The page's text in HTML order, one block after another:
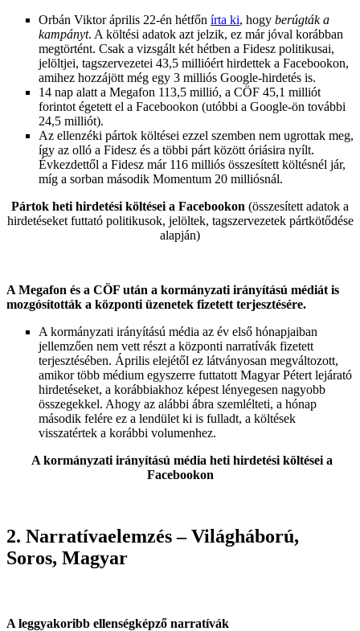
Orbán Viktor április 22-én hétfőn írta ki, hogy berúgták a
kampányt. A költési adatok azt jelzik, ez már jóval korábban
megtörtént. Csak a vizsgált két hétben a Fidesz politikusai,
jelöltjei, tagszervezetei 43,5 millióért hirdettek a Facebookon,
amihez hozzájött még egy 3 milliós Google-hirdetés is.
14 nap alatt a Megafon 113,5 millió, a CÖF 45,1 milliót
forintot égetett el a Facebookon (utóbbi a Google-ön további
24,5 milliót).
Az ellenzéki pártok költései ezzel szemben nem ugrottak meg,
így az olló a Fidesz és a többi párt között óriásira nyílt.
Évkezdettől a Fidesz már 116 milliós összesített költésnél jár,
míg a sorban második Momentum 20 milliósnál.
Pártok heti hirdetési költései a Facebookon (összesített adatok a
hirdetéseket futtató politikusok, jelöltek, tagszervezetek pártkötődése
alapján)
A Megafon és a CÖF után a kormányzati irányítású médiát is
mozgósították a központi üzenetek fizetett terjesztésére.
A kormányzati irányítású média az év első hónapjaiban
jellemzően nem vett részt a központi narratívák fizetett
terjesztésében. Április elejétől ez látványosan megváltozott,
amikor több médium egyszerre futtatott Magyar Pétert lejárató
hirdetéseket, a korábbiakhoz képest lényegesen nagyobb
összegekkel. Ahogy az alábbi ábra szemlélteti, a hónap
második felére ez a lendület ki is fulladt, a költések
visszatértek a korábbi volumenhez.
A kormányzati irányítású média heti hirdetési költései a
Facebookon
2. Narratívaelemzés – Világháború,
Soros, Magyar
A leggyakoribb ellenségképző narratívák